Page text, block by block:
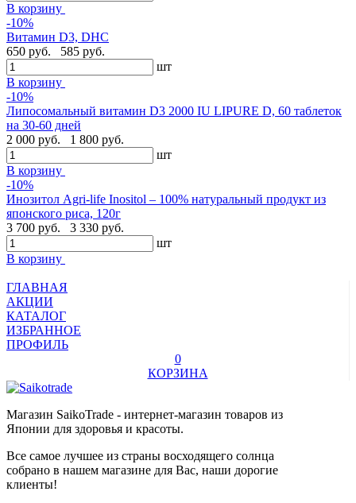
В корзину
-10%
Витамин D3, DHC
650 руб.
585 руб.
шт
В корзину
-10%
Липосомальный витамин D3 2000 IU LIPURE D, 60 таблеток
на 30-60 дней
2 000 руб.
1 800 руб.
шт
В корзину
-10%
Инозитол Agri-life Inositol – 100% натуральный продукт из
японского риса, 120г
3 700 руб.
3 330 руб.
шт
В корзину
ГЛАВНАЯ
АКЦИИ
КАТАЛОГ
ИЗБРАННОЕ
ПРОФИЛЬ
0
КОРЗИНА
Магазин SaikoTrade - интернет-магазин товаров из
Японии для здоровья и красоты.
Все самое лучшее из страны восходящего солнца
собрано в нашем магазине для Вас, наши дорогие
клиенты!